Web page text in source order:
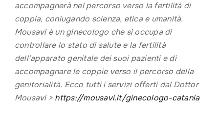
accompagnerà nel percorso verso la fertilità di
coppia, coniugando scienza, etica e umanità.
Mousavi è un ginecologo che si occupa di
controllare lo stato di salute e la fertilità
dell’apparato genitale dei suoi pazienti e di
accompagnare le coppie verso il percorso della
genitorialità. Ecco tutti i servizi offerti dal Dottor
Mousavi > https://mousavi.it/ginecologo-catania